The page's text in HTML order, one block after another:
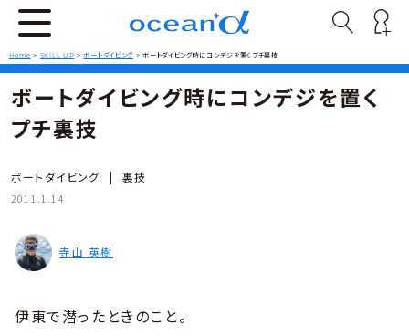
Home > SKILL UP >ボートダイビング >ボートダイビング時にコンデジを置くプチ裏技
ボートダイビング時にコンデジを置く
プチ裏技
ボートダイビング | 裏技
2011.1.14
寺山 英樹
伊東で潜ったときのこと。